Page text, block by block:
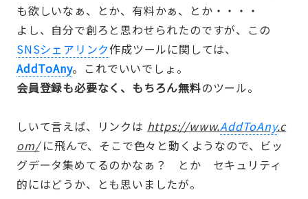
も欲しいなぁ、とか、有料かぁ、とか・・・・
よし、自分で創ろと思わせられたのですが、この
SNSシェアリンク作成ツールに関しては、
AddToAny。これでいいでしょ。
会員登録も必要なく、もちろん無料のツール。
しいて言えば、リンクは https://www.AddToAny.c
om/に飛んで、そこで色々と動くようなので、ビッ
グデータ集めてるのかなぁ？ とか セキュリティ
的にはどうか、とも思いましたが。